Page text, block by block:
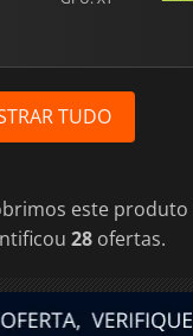
TUDO
este
28 ofertas.